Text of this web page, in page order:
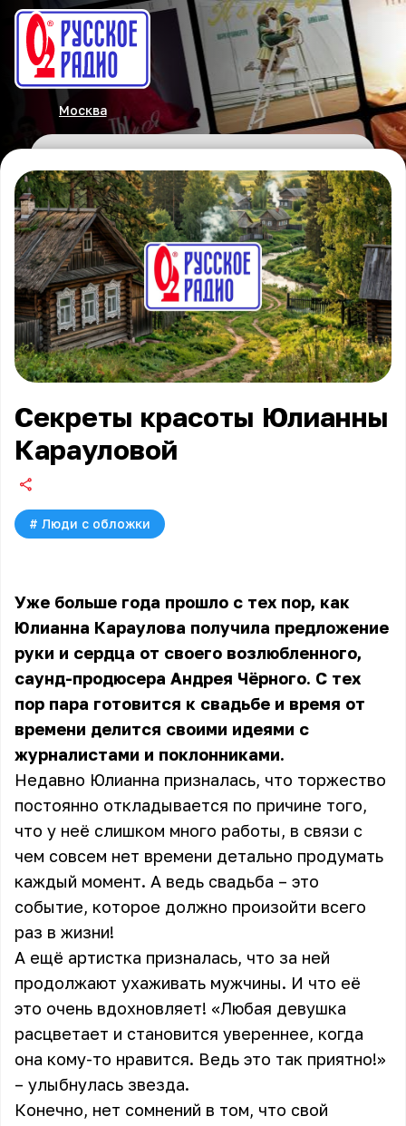
Москва
Секреты красоты Юлианны
Карауловой
# Люди с обложки
Уже больше года прошло с тех пор, как
Юлианна Караулова получила предложение
руки и сердца от своего возлюбленного,
саунд-продюсера Андрея Чёрного. С тех
пор пара готовится к свадьбе и время от
времени делится своими идеями с
журналистами и поклонниками.
Недавно Юлианна призналась, что торжество
постоянно откладывается по причине того,
что у неё слишком много работы, в связи с
чем совсем нет времени детально продумать
каждый момент. А ведь свадьба – это
событие, которое должно произойти всего
раз в жизни!
А ещё артистка призналась, что за ней
продолжают ухаживать мужчины. И что её
это очень вдохновляет! «Любая девушка
расцветает и становится увереннее, когда
она кому-то нравится. Ведь это так приятно!»
– улыбнулась звезда.
Конечно, нет сомнений в том, что свой